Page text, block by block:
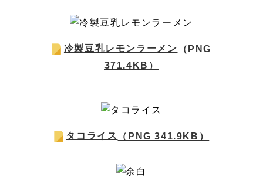
冷製豆乳レモンラーメン （PNG
371.4KB）
タコライス （PNG 341.9KB）